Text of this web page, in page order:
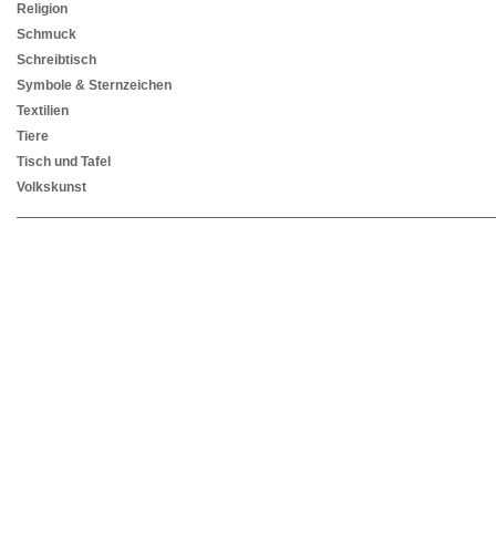
Religion
Schmuck
Schreibtisch
Symbole & Sternzeichen
Textilien
Tiere
Tisch und Tafel
Volkskunst